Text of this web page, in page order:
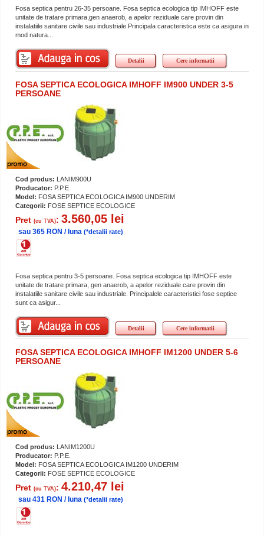
Fosa septica pentru 26-35 persoane. Fosa septica ecologica tip IMHOFF este
unitate de tratare primara,gen anaerob, a apelor reziduale care provin din
instalatiile sanitare civile sau industriale.Principala caracteristica este ca asigura in
mod natura...
Detalii Cere informatii
FOSA SEPTICA ECOLOGICA IMHOFF IM900 UNDER 3-5
PERSOANE
Cod produs: LANIM900U
Producator: P.P.E.
Model: FOSA SEPTICA ECOLOGICA IM900 UNDERIM
Categorii: FOSE SEPTICE ECOLOGICE
Pret (cu TVA): 3.560,05 lei
sau 365 RON / luna (*detalii rate)
Fosa septica pentru 3-5 persoane. Fosa septica ecologica tip IMHOFF este
unitate de tratare primara, gen anaerob, a apelor reziduale care provin din
instalatiile sanitare civile sau industriale. Principalele caracteristici fose septice
sunt ca asigur...
Detalii Cere informatii
FOSA SEPTICA ECOLOGICA IMHOFF IM1200 UNDER 5-6
PERSOANE
Cod produs: LANIM1200U
Producator: P.P.E.
Model: FOSA SEPTICA ECOLOGICA IM1200 UNDERIM
Categorii: FOSE SEPTICE ECOLOGICE
Pret (cu TVA): 4.210,47 lei
sau 431 RON / luna (*detalii rate)